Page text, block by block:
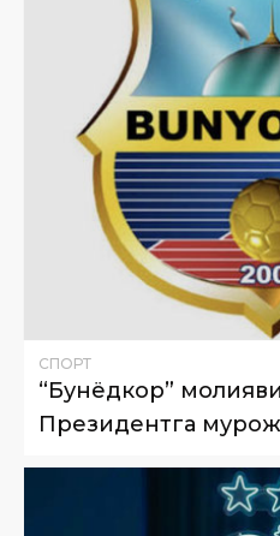
СПОРТ
“Бунёдкор”
Президентга